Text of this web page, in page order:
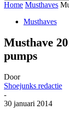
Home Musthaves
Musthaves
Musthave
pumps
Door
Shoejunks redactie
-
30 januari 2014